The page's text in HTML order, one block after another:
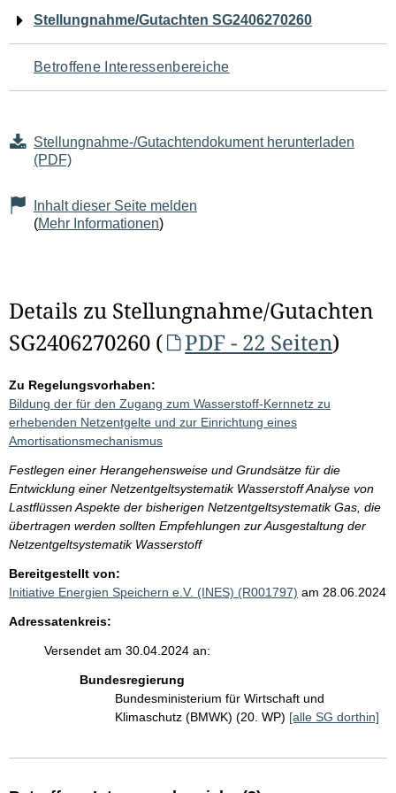
Navigation
für
den
Seiteninhalt
Stellungnahme/Gutachten SG2406270260
Betroffene Interessenbereiche
Stellungnahme-/Gutachtendokument herunterladen
(PDF)
Inhalt dieser Seite melden
(Mehr Informationen)
Details zu Stellungnahme/Gutachten
SG2406270260 (
PDF - 22 Seiten)
Zu Regelungsvorhaben:
Bildung der für den Zugang zum Wasserstoff-Kernnetz zu
erhebenden Netzentgelte und zur Einrichtung eines
Amortisationsmechanismus
Festlegen einer Herangehensweise und Grundsätze für die
Entwicklung einer Netzentgeltsystematik Wasserstoff Analyse von
Lastflüssen Aspekte der bisherigen Netzentgeltsystematik Gas, die
übertragen werden sollten Empfehlungen zur Ausgestaltung der
Netzentgeltsystematik Wasserstoff
Bereitgestellt von:
Initiative Energien Speichern e.V. (INES) (R001797) am 28.06.2024
Adressatenkreis:
Versendet am 30.04.2024 an:
Bundesregierung
Bundesministerium für Wirtschaft und
Klimaschutz (BMWK) (20. WP) [alle SG dorthin]